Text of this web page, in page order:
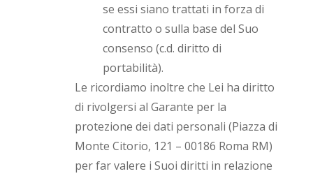
se essi siano trattati in forza di
contratto o sulla base del Suo
consenso (c.d. diritto di
portabilità).
Le ricordiamo inoltre che Lei ha diritto
di rivolgersi al Garante per la
protezione dei dati personali (Piazza di
Monte Citorio, 121 – 00186 Roma RM)
per far valere i Suoi diritti in relazione